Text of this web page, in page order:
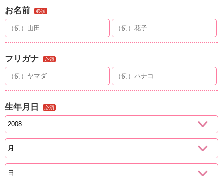
お名前 必須
フリガナ 必須
生年月日 必須